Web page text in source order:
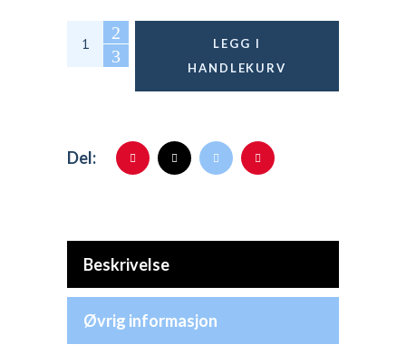
Terrigeno hand cream - honey quantity
LEGG I
HANDLEKURV
Del:
Beskrivelse
Øvrig informasjon